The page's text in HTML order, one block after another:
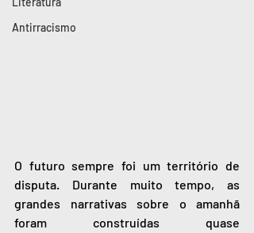
Antirracismo
O futuro sempre foi um território de
disputa. Durante muito tempo, as
grandes narrativas sobre o amanhã
foram construídas quase